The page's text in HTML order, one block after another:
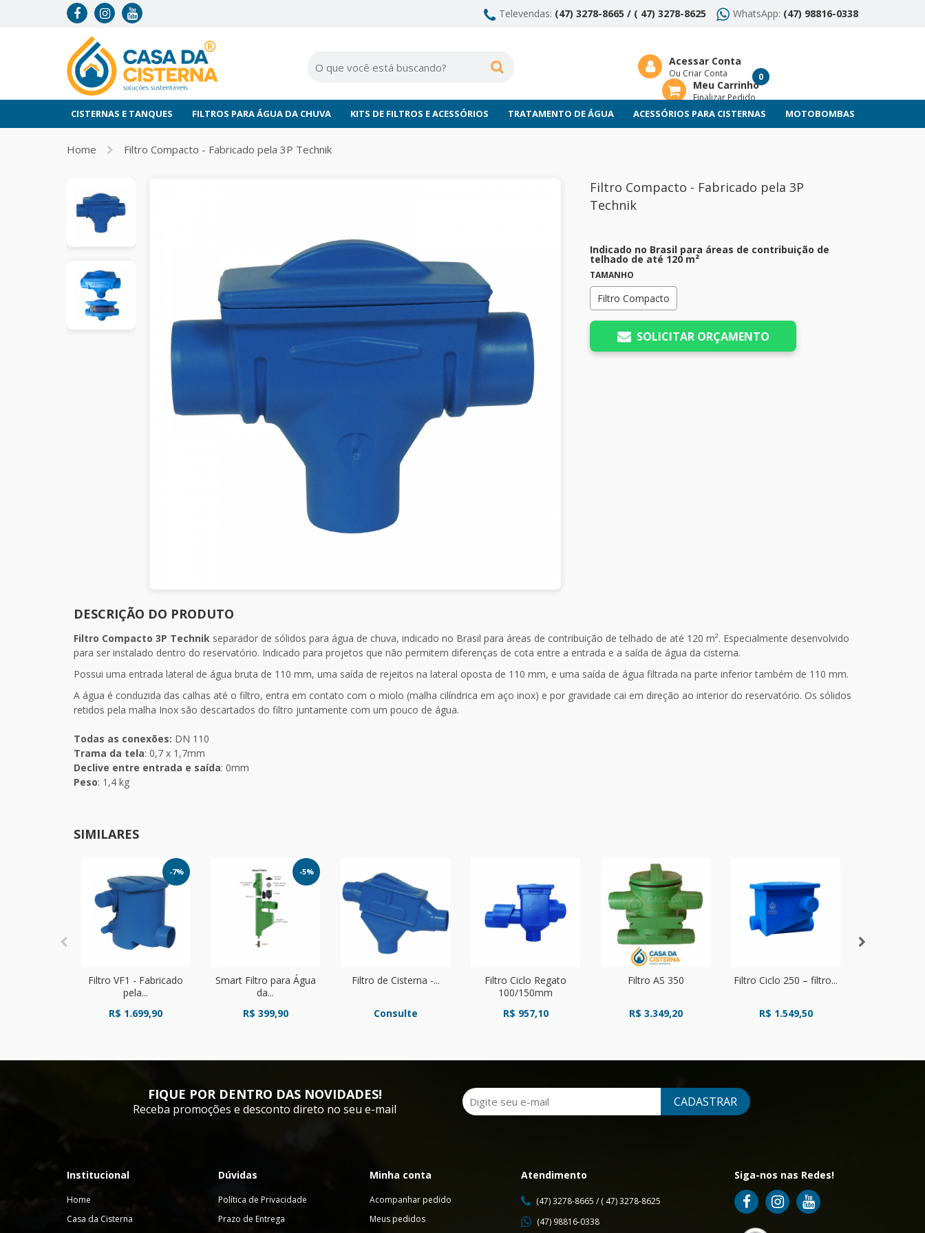
Televendas: (47) 3278-8665 / ( 47) 3278-8625 WhatsApp: (47) 98816-0338
Acessar Conta
Ou Criar Conta 0
Meu Carrinho
Finalizar Pedido
CISTERNAS E TANQUES FILTROS PARA ÁGUA DA CHUVA KITS DE FILTROS E ACESSÓRIOS TRATAMENTO DE ÁGUA ACESSÓRIOS PARA CISTERNAS MOTOBOMBAS
Home Filtro Compacto - Fabricado pela 3P Technik
Filtro Compacto - Fabricado pela 3P
Technik
Indicado no Brasil para áreas de contribuição de
telhado de até 120 m²
TAMANHO
Filtro Compacto
SOLICITAR ORÇAMENTO
DESCRIÇÃO DO PRODUTO
Filtro Compacto 3P Technik separador de sólidos para água de chuva, indicado no Brasil para áreas de contribuição de telhado de até 120 m². Especialmente desenvolvido
para ser instalado dentro do reservatório. Indicado para projetos que não permitem diferenças de cota entre a entrada e a saída de água da cisterna.
Possui uma entrada lateral de água bruta de 110 mm, uma saída de rejeitos na lateral oposta de 110 mm, e uma saída de água filtrada na parte inferior também de 110 mm.
A água é conduzida das calhas até o filtro, entra em contato com o miolo (malha cilíndrica em aço inox) e por gravidade cai em direção ao interior do reservatório. Os sólidos
retidos pela malha Inox são descartados do filtro juntamente com um pouco de água.
Todas as conexões: DN 110
Trama da tela: 0,7 x 1,7mm
Declive entre entrada e saída: 0mm
Peso: 1,4 kg
SIMILARES
-7%
Filtro VF1 - Fabricado
pela...
R$ 1.699,90
-5%
Smart Filtro para Água
da...
R$ 399,90
Filtro de Cisterna -...
Consulte
Filtro Ciclo Regato
100/150mm
R$ 957,10
Filtro AS 350
R$ 3.349,20
Filtro Ciclo 250 – filtro...
R$ 1.549,50
FIQUE POR DENTRO DAS NOVIDADES!
Receba promoções e desconto direto no seu e-mail CADASTRAR
Institucional
Home
Casa da Cisterna
Dúvidas
Política de Privacidade
Prazo de Entrega
Minha conta
Acompanhar pedido
Meus pedidos
Atendimento
(47) 3278-8665 / ( 47) 3278-8625
(47) 98816-0338
Siga-nos nas Redes!